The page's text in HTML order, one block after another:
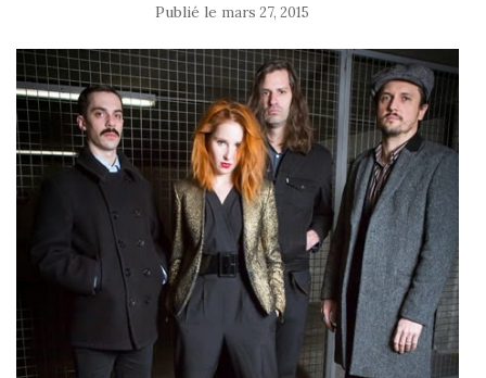
Publié le mars 27, 2015